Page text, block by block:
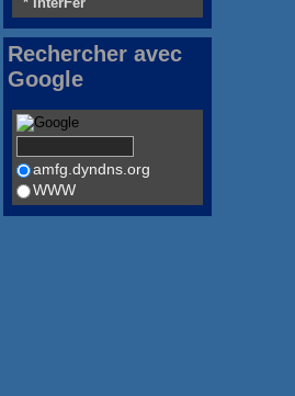
Rechercher avec
Google
amfg.dyndns.org
WWW